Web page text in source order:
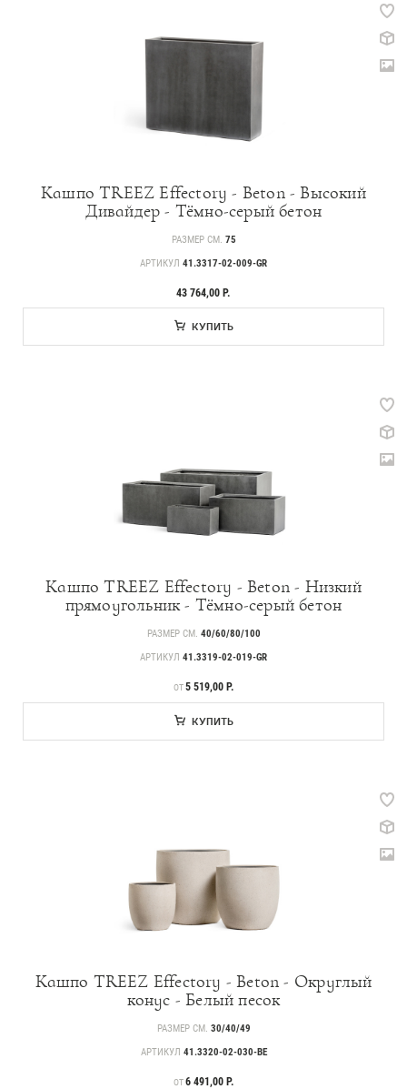
Кашпо TREEZ Effectory - Beton - Высокий
Дивайдер - Тёмно-серый бетон
РАЗМЕР СМ. 75
АРТИКУЛ 41.3317-02-009-GR
43 764,00 Р.
КУПИТЬ
Кашпо TREEZ Effectory - Beton - Низкий
прямоугольник - Тёмно-серый бетон
РАЗМЕР СМ. 40/60/80/100
АРТИКУЛ 41.3319-02-019-GR
ЦЕНА
ОТ5 519,00 Р.
КУПИТЬ
Кашпо TREEZ Effectory - Beton - Округлый
конус - Белый песок
РАЗМЕР СМ. 30/40/49
АРТИКУЛ 41.3320-02-030-BE
ЦЕНА
ОТ6 491,00 Р.
Идеи
СМИ о нас